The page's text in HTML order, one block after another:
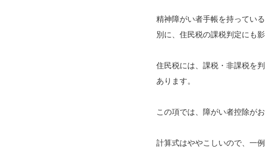
精神障がい者手帳を持ってい
別に、住民税の課税判定にも影
住民税には、課税・非課税を
あります。
この項では、障がい者控除が
計算式はややこしいので、一例